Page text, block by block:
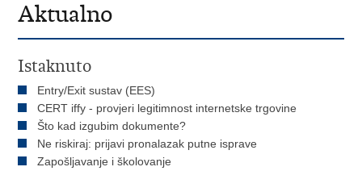
Aktualno
Istaknuto
Entry/Exit sustav (EES)
CERT iffy - provjeri legitimnost internetske trgovine
Što kad izgubim dokumente?
Ne riskiraj: prijavi pronalazak putne isprave
Zapošljavanje i školovanje